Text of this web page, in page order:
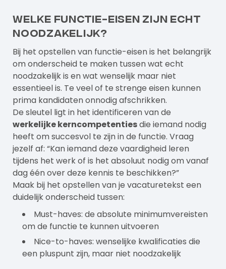
Welke functie-eisen zijn echt
noodzakelijk?
Bij het opstellen van functie-eisen is het belangrijk
om onderscheid te maken tussen wat echt
noodzakelijk is en wat wenselijk maar niet
essentieel is. Te veel of te strenge eisen kunnen
prima kandidaten onnodig afschrikken.
De sleutel ligt in het identificeren van de
werkelijke kerncompetentiesdie iemand nodig
heeft om succesvol te zijn in de functie. Vraag
jezelf af: “Kan iemand deze vaardigheid leren
tijdens het werk of is het absoluut nodig om vanaf
dag één over deze kennis te beschikken?”
Maak bij het opstellen van je vacaturetekst een
duidelijk onderscheid tussen:
Must-haves: de absolute minimumvereisten
om de functie te kunnen uitvoeren
Nice-to-haves: wenselijke kwalificaties die
een pluspunt zijn, maar niet noodzakelijk